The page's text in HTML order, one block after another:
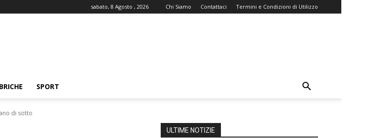
sabato, 8 Agosto , 2026 Chi Siamo Contattaci Termini e Condizioni di Utilizzo
SPORT
di sotto
ULTIME NOTIZIE